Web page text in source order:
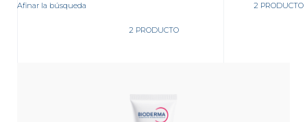
Afinar la búsqueda 2 PRODUCTO
2 PRODUCTO